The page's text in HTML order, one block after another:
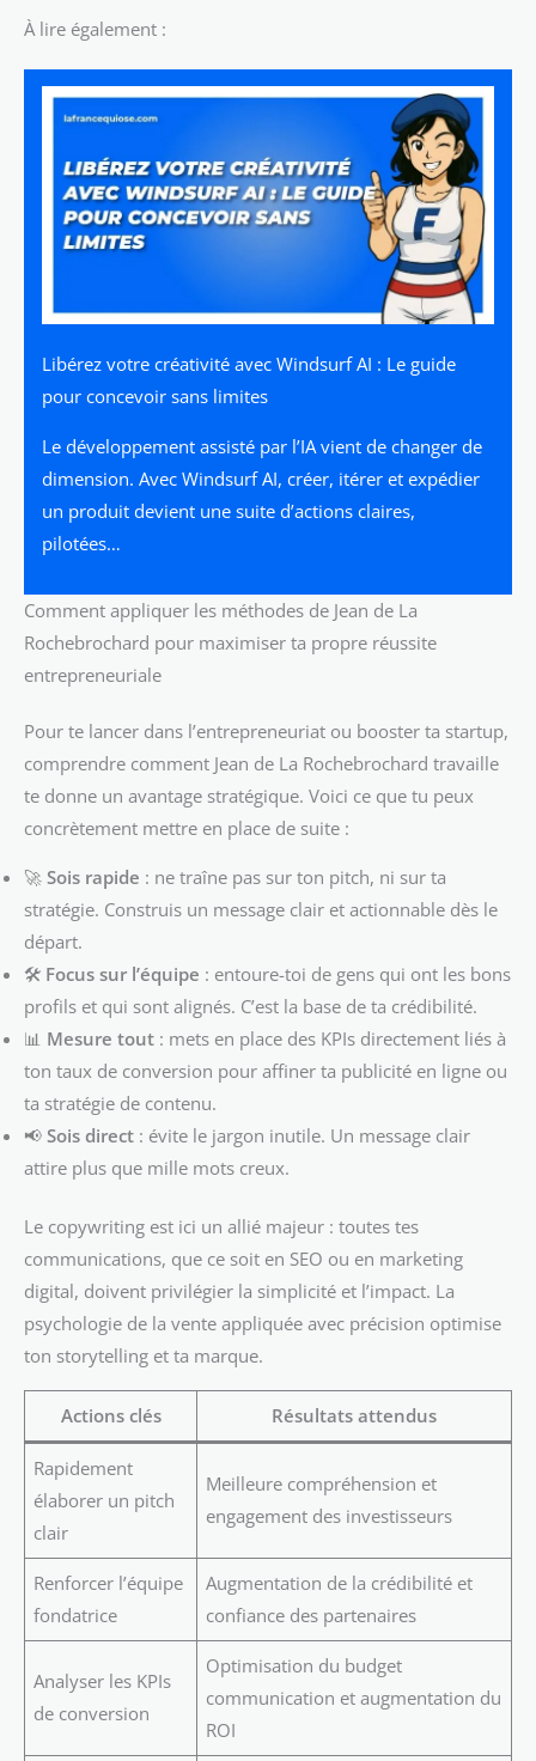
À lire également :
Libérez votre créativité avec Windsurf AI : Le guide
pour concevoir sans limites
Le développement assisté par l’IA vient de changer de
dimension. Avec Windsurf AI, créer, itérer et expédier
un produit devient une suite d’actions claires,
pilotées…
Comment appliquer les méthodes de Jean de La
Rochebrochard pour maximiser ta propre réussite
entrepreneuriale
Pour te lancer dans l’entrepreneuriat ou booster ta startup,
comprendre comment Jean de La Rochebrochard travaille
te donne un avantage stratégique. Voici ce que tu peux
concrètement mettre en place de suite :
🚀 Sois rapide : ne traîne pas sur ton pitch, ni sur ta
stratégie. Construis un message clair et actionnable dès le
départ.
🛠 Focus sur l’équipe : entoure-toi de gens qui ont les bons
profils et qui sont alignés. C’est la base de ta crédibilité.
📊 Mesure tout : mets en place des KPIs directement liés à
ton taux de conversion pour affiner ta publicité en ligne ou
ta stratégie de contenu.
📢 Sois direct : évite le jargon inutile. Un message clair
attire plus que mille mots creux.
Le copywriting est ici un allié majeur : toutes tes
communications, que ce soit en SEO ou en marketing
digital, doivent privilégier la simplicité et l’impact. La
psychologie de la vente appliquée avec précision optimise
ton storytelling et ta marque.
Actions clés Résultats attendus
Rapidement
élaborer un pitch
clair
Meilleure compréhension et
engagement des investisseurs
Renforcer l’équipe
fondatrice
Augmentation de la crédibilité et
confiance des partenaires
Analyser les KPIs
de conversion
Optimisation du budget
communication et augmentation du
ROI